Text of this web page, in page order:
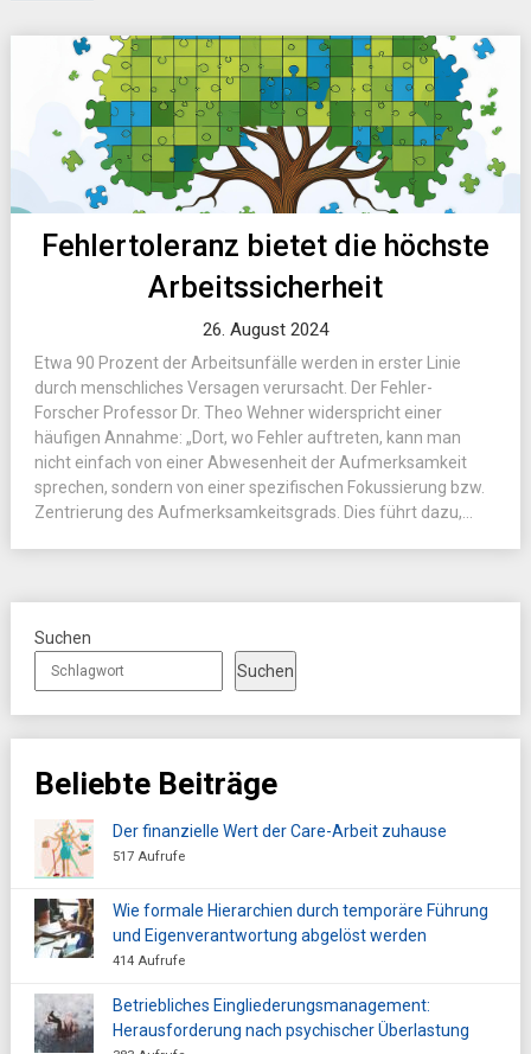
Fehlertoleranz bietet die höchste
Arbeitssicherheit
26. August 2024
Etwa 90 Prozent der Arbeitsunfälle werden in erster Linie
durch menschliches Versagen verursacht. Der Fehler-
Forscher Professor Dr. Theo Wehner widerspricht einer
häufigen Annahme: „Dort, wo Fehler auftreten, kann man
nicht einfach von einer Abwesenheit der Aufmerksamkeit
sprechen, sondern von einer spezifischen Fokussierung bzw.
Zentrierung des Aufmerksamkeitsgrads. Dies führt dazu,...
Suchen
Suchen
Beliebte Beiträge
Der finanzielle Wert der Care-Arbeit zuhause
517 Aufrufe
Wie formale Hierarchien durch temporäre Führung
und Eigenverantwortung abgelöst werden
414 Aufrufe
Betriebliches Eingliederungsmanagement:
Herausforderung nach psychischer Überlastung